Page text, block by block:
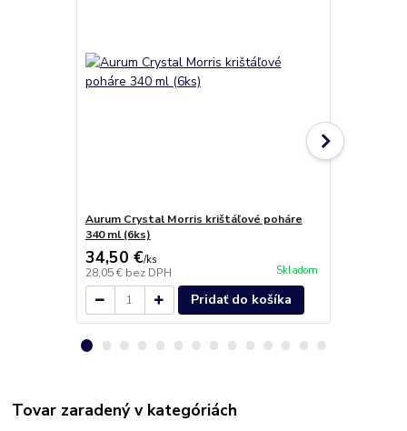
Aurum Crystal Morris krištáľové poháre
340 ml (6ks)
34,50 €/ks
28,05 € bez DPH Skladom
Pridať do košíka
Tovar zaradený v kategóriách